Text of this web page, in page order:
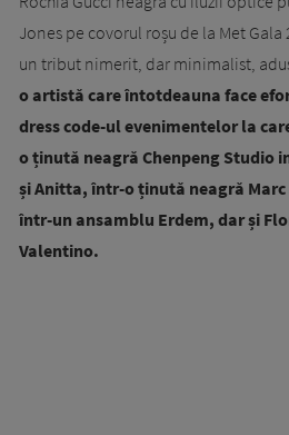
Jones pe covorul roșu de la Met
un tribut nimerit, dar minimalist,
o artistă care întotdeauna face
dress code-ul evenimentelor la
o ținută neagră Chenpeng Studio
și Anitta, într-o ținută neagră Marc
într-un ansamblu Erdem, dar și
Valentino.